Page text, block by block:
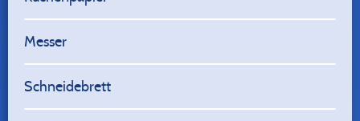
Messer
Schneidebrett